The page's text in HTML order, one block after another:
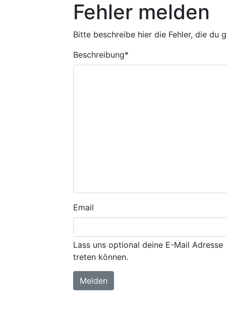
Fehler melden
Bitte beschreibe hier die Fehler, die du
Beschreibung*
Email
Lass uns optional deine E-Mail
treten können.
Melden